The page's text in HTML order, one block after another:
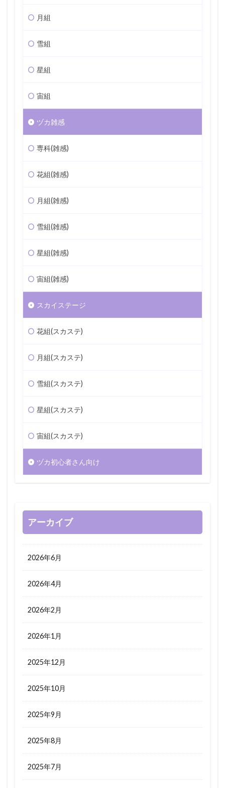
月組
雪組
星組
宙組
ヅカ雑感
専科(雑感)
花組(雑感)
月組(雑感)
雪組(雑感)
星組(雑感)
宙組(雑感)
スカイステージ
花組(スカステ)
月組(スカステ)
雪組(スカステ)
星組(スカステ)
宙組(スカステ)
ヅカ初心者さん向け
アーカイブ
2026年6月
2026年4月
2026年2月
2026年1月
2025年12月
2025年10月
2025年9月
2025年8月
2025年7月